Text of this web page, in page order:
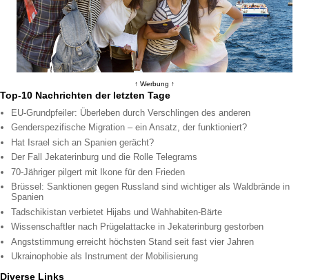
↑ Werbung ↑
Top-10 Nachrichten der letzten Tage
EU-Grundpfeiler: Überleben durch Verschlingen des anderen
Genderspezifische Migration – ein Ansatz, der funktioniert?
Hat Israel sich an Spanien gerächt?
Der Fall Jekaterinburg und die Rolle Telegrams
70-Jähriger pilgert mit Ikone für den Frieden
Brüssel: Sanktionen gegen Russland sind wichtiger als Waldbrände in
Spanien
Tadschikistan verbietet Hijabs und Wahhabiten-Bärte
Wissenschaftler nach Prügelattacke in Jekaterinburg gestorben
Angststimmung erreicht höchsten Stand seit fast vier Jahren
Ukrainophobie als Instrument der Mobilisierung
Diverse Links